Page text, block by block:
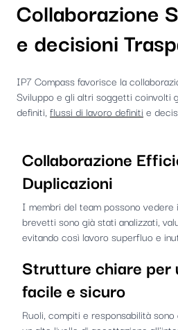
Collaborazione
e decisioni
IP7 Compass favorisce la
Sviluppo e gli altri soggetti coinvolti
definiti, flussi di lavoro definiti e
Collaborazione
Duplicazioni
I membri del team possono vedere
brevetti sono già stati analizzati,
evitando così lavoro superfluo e
Strutture chiare per
facile e sicuro
Ruoli, compiti e responsabilità